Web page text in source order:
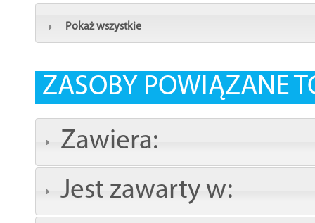
Pokaż wszystkie
ZASOBY POWIĄZANE
Zawiera:
Jest zawarty w: